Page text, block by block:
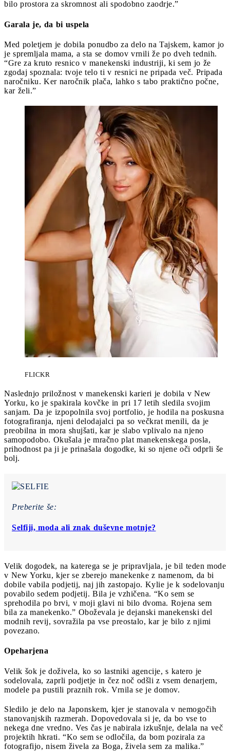
bilo prostora za skromnost ali spodobno zaodrje.”
Garala je, da bi uspela
Med poletjem je dobila ponudbo za delo na Tajskem, kamor jo
je spremljala mama, a sta se domov vrnili že po dveh tednih.
“Gre za kruto resnico v manekenski industriji, ki sem jo že
zgodaj spoznala: tvoje telo ti v resnici ne pripada več. Pripada
naročniku. Ker naročnik plača, lahko s tabo praktično počne,
kar želi.”
FLICKR
Naslednjo priložnost v manekenski karieri je dobila v New
Yorku, ko je spakirala kovčke in pri 17 letih sledila svojim
sanjam. Da je izpopolnila svoj portfolio, je hodila na poskusna
fotografiranja, njeni delodajalci pa so večkrat menili, da je
preobilna in mora shujšati, kar je slabo vplivalo na njeno
samopodobo. Okušala je mračno plat manekenskega posla,
prihodnost pa ji je prinašala dogodke, ki so njene oči odprli še
bolj.
Preberite še:
Selfiji, moda ali znak duševne motnje?
Velik dogodek, na katerega se je pripravljala, je bil teden mode
v New Yorku, kjer se zberejo manekenke z namenom, da bi
dobile vabila podjetij, naj jih zastopajo. Kylie je k sodelovanju
povabilo sedem podjetij. Bila je vzhičena. “Ko sem se
sprehodila po brvi, v moji glavi ni bilo dvoma. Rojena sem
bila za manekenko.” Oboževala je dejanski manekenski del
modnih revij, sovražila pa vse preostalo, kar je bilo z njimi
povezano.
Opeharjena
Velik šok je doživela, ko so lastniki agencije, s katero je
sodelovala, zaprli podjetje in čez noč odšli z vsem denarjem,
modele pa pustili praznih rok. Vrnila se je domov.
Sledilo je delo na Japonskem, kjer je stanovala v nemogočih
stanovanjskih razmerah. Dopovedovala si je, da bo vse to
nekega dne vredno. Ves čas je nabirala izkušnje, delala na več
projektih hkrati. “Ko sem se odločila, da bom pozirala za
fotografijo, nisem živela za Boga, živela sem za malika.”